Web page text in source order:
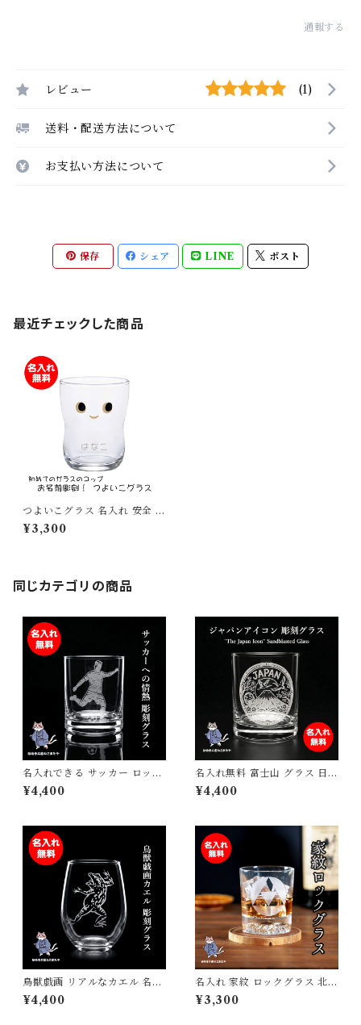
通報する
レビュー (1)
送料・配送方法について
お支払い方法について
保存 シェア LINE ポスト
最近チェックした商品
つよいこグラス 名入れ 安全 彫
刻 はじめてのコップ プレゼン
ト ギフト 誕生祝
¥3,300
同じカテゴリの商品
名入れできる サッカー ロック
グラス 日本製 オリジナルギフ
ト 卒団記念 誕生日プレゼント
¥4,400
名入れ無料 富士山 グラス 日本
製 ロックグラス 彫刻 JAPAN
桜 鶴 達磨 275ml 高級 和モダ
砂吹き工房ねこまたや
¥4,400
鳥獣戯画 リアルなカエル 名入
れグラス 手仕事で仕上げる彫
刻 砂吹き工房ねこまたや 記念
¥4,400
名入れ 家紋 ロックグラス 北条
家 戦国武将 酒 ウィスキー 焼
酎 誕生日 父の日 母の日 敬老
¥3,300